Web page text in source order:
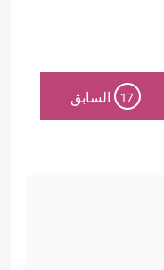
17 السابق